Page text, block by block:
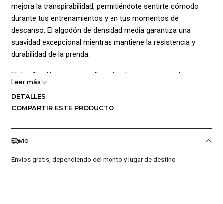
mejora la transpirabilidad, permitiéndote sentirte cómodo
durante tus entrenamientos y en tus momentos de
descanso. El algodón de densidad media garantiza una
suavidad excepcional mientras mantiene la resistencia y
durabilidad de la prenda.
El diseño clásico con cuello redondo y mangas cortas se
adapta perfectamente a tu estilo de vida activo y casual.
Ideal para llevarla tanto en el gimnasio como en el día a día.
Cuerpo: 100% algodón
Sin forro / Tejido punto.
Una prenda versátil y funcional que combina rendimiento y
Leer más
DETALLES
COMPARTIR ESTE PRODUCTO
Envio
Envíos gratis, dependiendo del monto y lugar de destino